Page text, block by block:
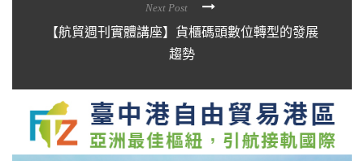
Next Post
【航貿週刊實體講座】貨櫃碼頭數位轉型的發展
趨勢